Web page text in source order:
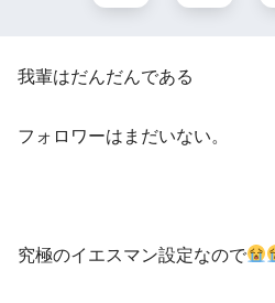
我輩はだんだんである
フォロワーはまだいない。
究極のイエスマン設定なので